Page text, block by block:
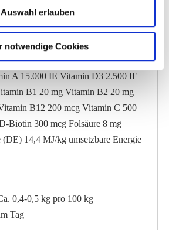
Auswahl erlauben
notwendige Cookies
/ Spurenelemente Kalzium 0,9 %
0,7 % Kalium 1 % Magnesium
Kupfer 45 mg Zink 160 mg Mangan
Jod 0,5 mg Kobalt 0,5 mg
A 15.000 IE Vitamin D3 2.500 IE
B1 20 mg Vitamin B2 20 mg
B12 200 mcg Vitamin C 500
Biotin 300 mcg Folsäure 8 mg
14,4 MJ/kg umsetzbare Energie
0,4-0,5 kg pro 100 kg
Tag